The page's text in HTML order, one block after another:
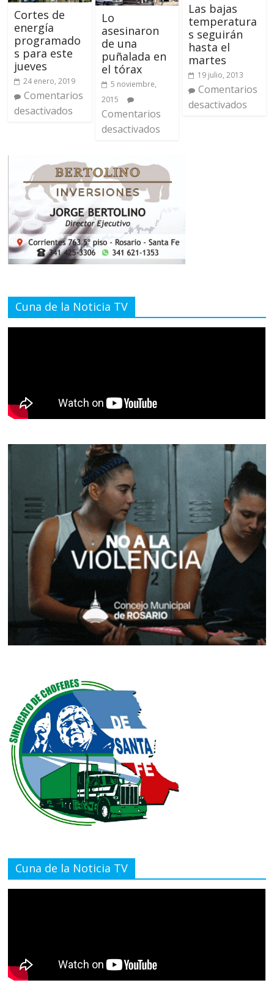
Cortes de
energía
programado
s para este
jueves
24 enero, 2019
Comentarios
desactivados
Lo
asesinaron
de una
puñalada en
el tórax
5 noviembre,
2015
Comentarios
desactivados
Las bajas
temperatura
s seguirán
hasta el
martes
19 julio, 2013
Comentarios
desactivados
Cuna de la Noticia TV
Cuna de la Noticia TV